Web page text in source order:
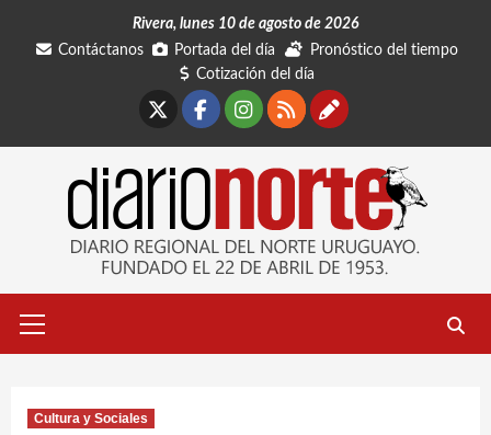
Rivera, lunes 10 de agosto de 2026
Contáctanos
Portada del día
Pronóstico del tiempo
Cotización del día
Facebook
Instagram
RSSContáctanos
primario
Cultura y Sociales